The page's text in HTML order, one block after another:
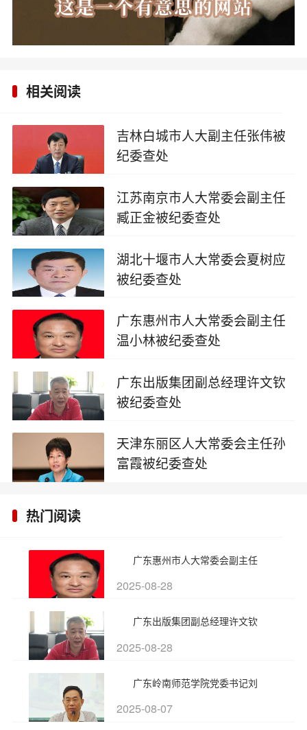
相关阅读
吉林白城市人大副主任张伟被
纪委查处
江苏南京市人大常委会副主任
臧正金被纪委查处
湖北十堰市人大常委会夏树应
被纪委查处
广东惠州市人大常委会副主任
温小林被纪委查处
广东出版集团副总经理许文钦
被纪委查处
天津东丽区人大常委会主任孙
富霞被纪委查处
热门阅读
广东惠州市人大常委会副主任
2025-08-28
广东出版集团副总经理许文钦
2025-08-28
广东岭南师范学院党委书记刘
2025-08-07